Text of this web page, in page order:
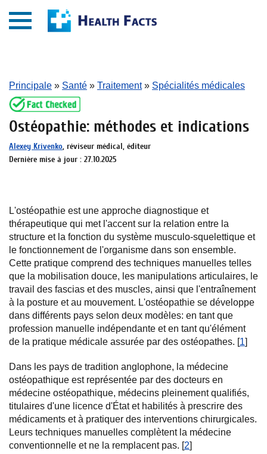
Principale » Santé » Traitement» Spécialités médicales
Ostéopathie: méthodes et indications
Alexey Krivenko, réviseur médical, éditeur
Dernière mise à jour : 27.10.2025
L'ostéopathie est une approche diagnostique et
thérapeutique qui met l'accent sur la relation entre la
structure et la fonction du système musculo-squelettique et
le fonctionnement de l'organisme dans son ensemble.
Cette pratique comprend des techniques manuelles telles
que la mobilisation douce, les manipulations articulaires, le
travail des fascias et des muscles, ainsi que l'entraînement
à la posture et au mouvement. L'ostéopathie se développe
dans différents pays selon deux modèles: en tant que
profession manuelle indépendante et en tant qu'élément
de la pratique médicale assurée par des ostéopathes. [1]
Dans les pays de tradition anglophone, la médecine
ostéopathique est représentée par des docteurs en
médecine ostéopathique, médecins pleinement qualifiés,
titulaires d'une licence d'État et habilités à prescrire des
médicaments et à pratiquer des interventions chirurgicales.
Leurs techniques manuelles complètent la médecine
conventionnelle et ne la remplacent pas. [2]